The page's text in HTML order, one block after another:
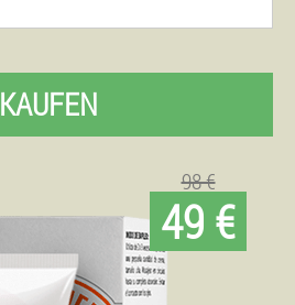
KAUFEN
98 €
49 €